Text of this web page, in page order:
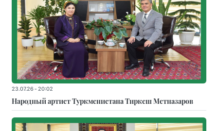
23.07.26 - 20:02
Народный артист Туркменистана Тиркеш Мeтназаров